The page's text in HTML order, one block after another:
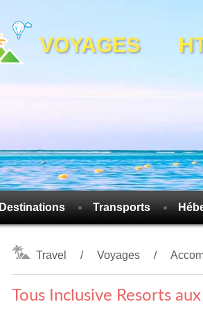
VOYAGES
Destinations Transports
Travel Voyages
Tous Inclusive Resorts